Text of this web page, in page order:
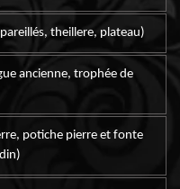
theillere, plateau)
ancienne, trophée de
potiche pierre et fonte